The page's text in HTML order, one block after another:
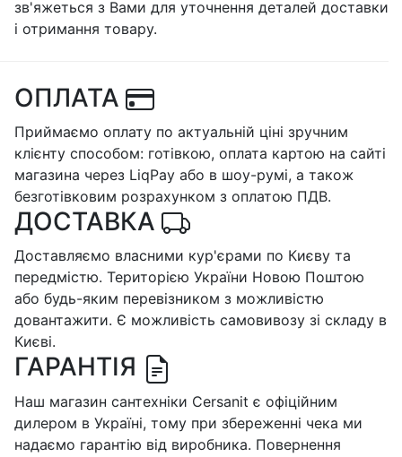
зв'яжеться з Вами для уточнення деталей доставки
і отримання товару.
ОПЛАТА
Приймаємо оплату по актуальній ціні зручним
клієнту способом: готівкою, оплата картою на сайті
магазина через LiqPay або в шоу-румі, а також
безготівковим розрахунком з оплатою ПДВ.
ДОСТАВКА
Доставляємо власними кур'єрами по Києву та
передмістю. Територією України Новою Поштою
або будь-яким перевізником з можливістю
довантажити. Є можливість самовивозу зі складу в
Києві.
ГАРАНТІЯ
Наш магазин сантехніки Cersanit є офіційним
дилером в Україні, тому при збереженні чека ми
надаємо гарантію від виробника. Повернення